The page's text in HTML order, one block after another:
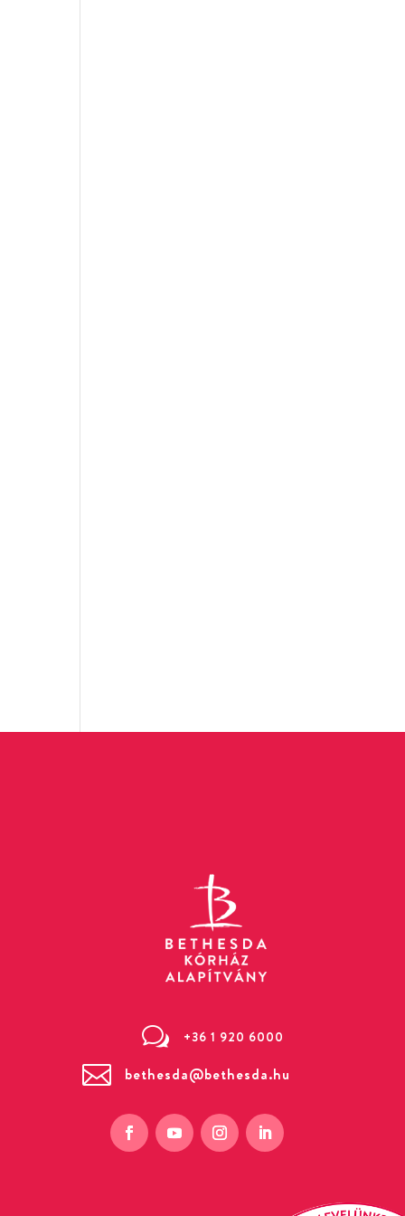
w +36 1 920 6000
 bethesda@bethesda.hu